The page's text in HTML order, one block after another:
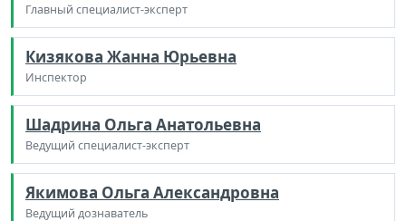
Главный специалист-эксперт
Кизякова Жанна Юрьевна
Инспектор
Шадрина Ольга Анатольевна
Ведущий специалист-эксперт
Якимова Ольга Александровна
Ведущий дознаватель